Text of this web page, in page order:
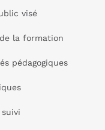
visé
la formation
pédagogiques